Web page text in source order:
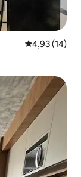
Gemiddelde
4,93 (14)